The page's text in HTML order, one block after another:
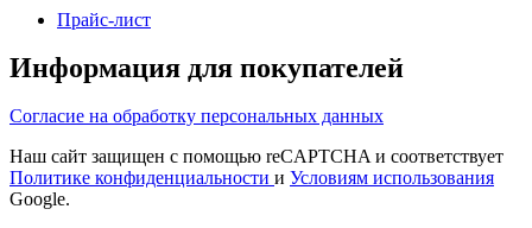
Прайс-лист
Информация для покупателей
Согласие на обработку персональных данных
Наш сайт защищен с помощью reCAPTCHA и соответствует
Политике конфиденциальности и Условиям использования
Google.